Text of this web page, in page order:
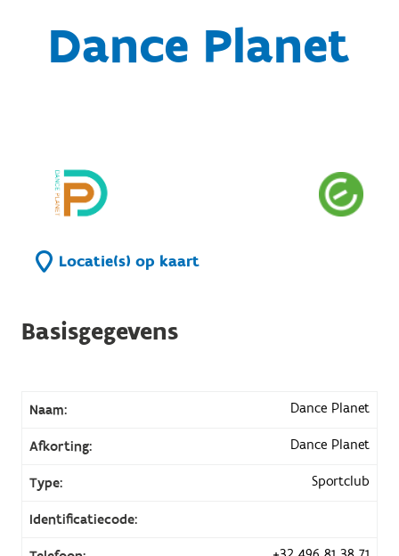
Dance Planet
Locatie(s) op kaart
Basisgegevens
Naam: Dance Planet
Afkorting: Dance Planet
Type: Sportclub
Identificatiecode: